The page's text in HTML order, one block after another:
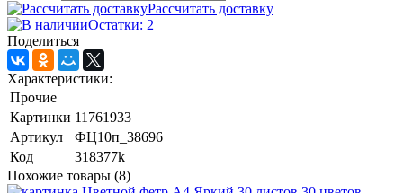
Рассчитать доставку
Остатки: 2
Поделиться
Характеристики:
Прочие
Картинки 11761933
Артикул
ФЦ10п_38696
Код
318377k
Похожие товары (8)